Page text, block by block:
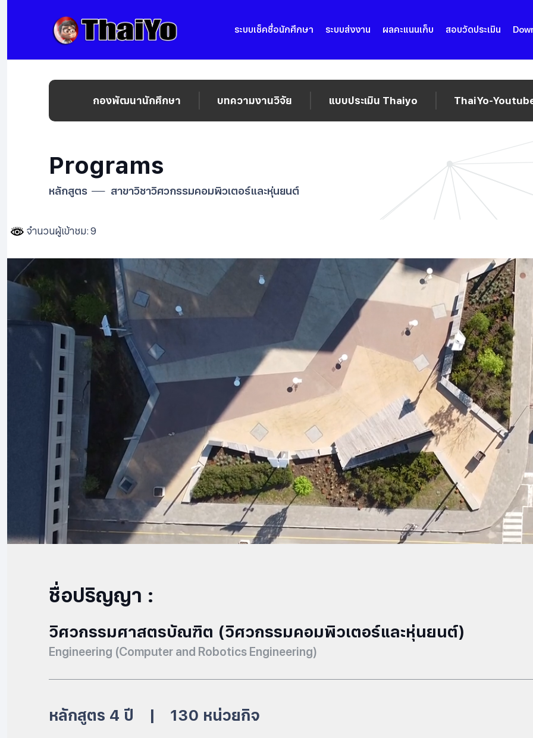
ระบบเช็คชื่อนักศึกษา ระบบส่งงาน ผลคะแนนเก็บ สอบวัดประเมิน
กองพัฒนานักศึกษา บทความงานวิจัย แบบประเมิน Thaiyo ThaiYo-
Programs
หลักสูตร สาขาวิชาวิศวกรรมคอมพิวเตอร์และหุ่นยนต์
จำนวนผู้เข้าชม: 9
ชื่อปริญญา :
วิศวกรรมศาสตรบัณฑิต (วิศวกรรมคอมพิวเตอร์และหุ่นยนต์)
Engineering (Computer and Robotics Engineering)
หลักสูตร 4 ปี | 130 หน่วยกิจ